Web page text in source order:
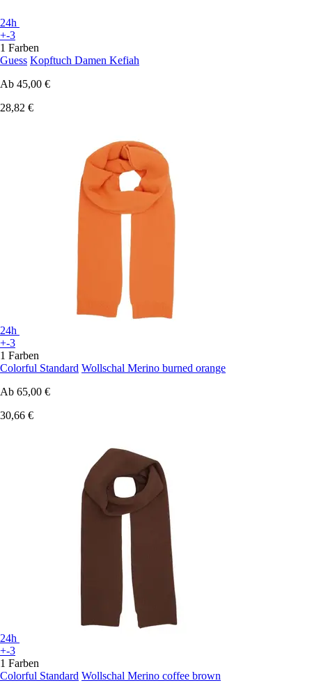
24h
+-3
1 Farben
Guess Kopftuch Damen Kefiah
Ab 45,00 €
28,82 €
24h
+-3
1 Farben
Colorful Standard Wollschal Merino burned orange
Ab 65,00 €
30,66 €
24h
+-3
1 Farben
Colorful Standard Wollschal Merino coffee brown